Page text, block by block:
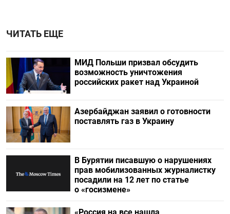
ЧИТАТЬ ЕЩЕ
МИД Польши призвал обсудить
возможность уничтожения
российских ракет над Украиной
Азербайджан заявил о готовности
поставлять газ в Украину
В Бурятии писавшую о нарушениях
прав мобилизованных журналистку
посадили на 12 лет по статье
о «госизмене»